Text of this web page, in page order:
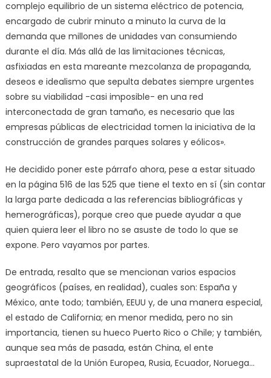
complejo equilibrio de un sistema eléctrico de potencia,
encargado de cubrir minuto a minuto la curva de la
demanda que millones de unidades van consumiendo
durante el día. Más allá de las limitaciones técnicas,
asfixiadas en esta mareante mezcolanza de propaganda,
deseos e idealismo que sepulta debates siempre urgentes
sobre su viabilidad -casi imposible- en una red
interconectada de gran tamaño, es necesario que las
empresas públicas de electricidad tomen la iniciativa de la
construcción de grandes parques solares y eólicos».
He decidido poner este párrafo ahora, pese a estar situado
en la página 516 de las 525 que tiene el texto en sí (sin contar
la larga parte dedicada a las referencias bibliográficas y
hemerográficas), porque creo que puede ayudar a que
quien quiera leer el libro no se asuste de todo lo que se
expone. Pero vayamos por partes.
De entrada, resalto que se mencionan varios espacios
geográficos (países, en realidad), cuales son: España y
México, ante todo; también, EEUU y, de una manera especial,
el estado de California; en menor medida, pero no sin
importancia, tienen su hueco Puerto Rico o Chile; y también,
aunque sea más de pasada, están China, el ente
supraestatal de la Unión Europea, Rusia, Ecuador, Noruega…